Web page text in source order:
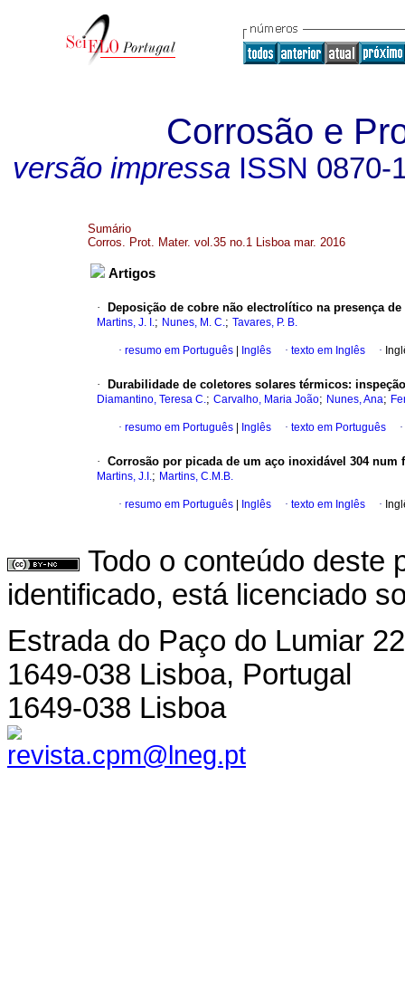
Corrosão e
versão impressa ISSN 0870-
Sumário
Corros. Prot. Mater. vol.35 no.1 Lisboa mar. 2016
Artigos
· Deposição de cobre não electrolítico na presença
Martins, J. I.; Nunes, M. C.; Tavares, P. B.
· resumo em Português Inglês · texto em Inglês ·
· Durabilidade de coletores solares térmicos:
Diamantino, Teresa C.; Carvalho, Maria João; Nunes, Ana;
· resumo em Português Inglês · texto em Português ·
· Corrosão por picada de um aço inoxidável 304 num
Martins, J.I.; Martins, C.M.B.
· resumo em Português Inglês · texto em Inglês ·
Todo o conteúdo deste
identificado, está licenciado
Estrada do Paço do Lumiar 22
1649-038 Lisboa, Portugal
1649-038 Lisboa
revista.cpm@lneg.pt